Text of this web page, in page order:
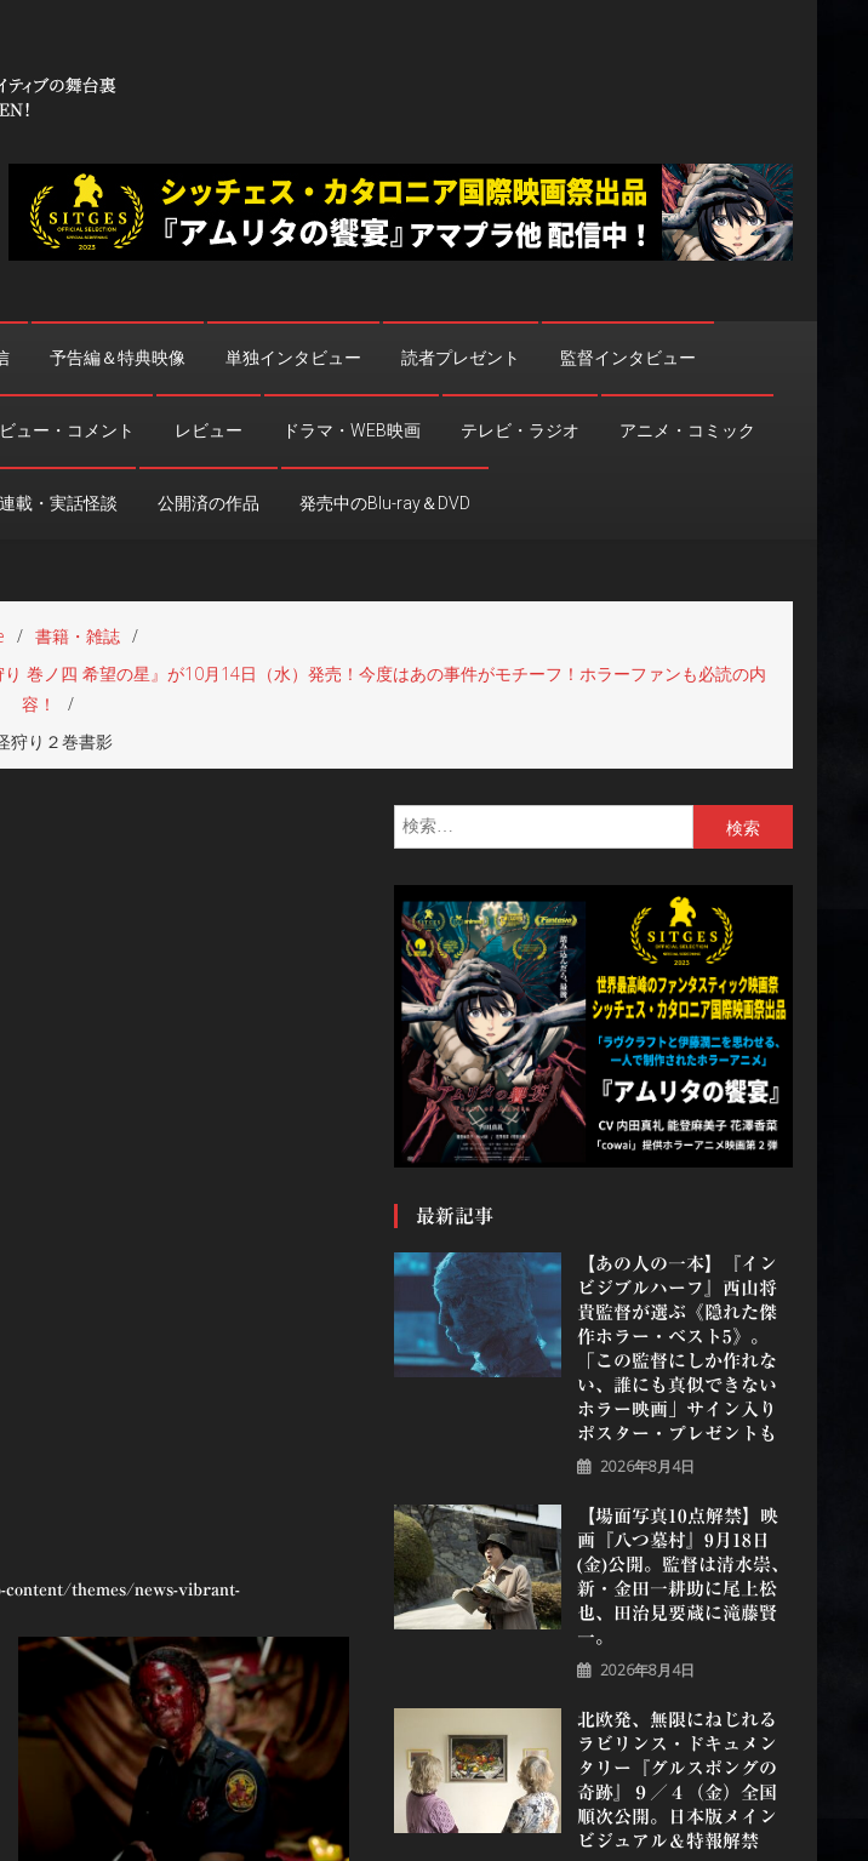
予告編＆特典映像 単独インタビュー 読者プレゼント 監督インタビュー
ュー・コメント レビュー ドラマ・WEB映画 テレビ・ラジオ アニメ・コミック
連載・実話怪談 公開済の作品 発売中のBlu-ray＆DVD
書籍・雑誌
巻ノ四 希望の星』が10月14日（水）発売！今度はあの事件がモチーフ！ホラーファンも必読の内
容！
狩り２巻書影
themes/news-vibrant-
索:
最新記事
【あの人の一本】『イン
ビジブルハーフ』⻄⼭将
貴監督が選ぶ《隠れた傑
作ホラー・ベスト5》。
「この監督にしか作れな
い、誰にも真似できない
ホラー映画」サイン入り
ポスター・プレゼントも
2026年8月4日
【場面写真10点解禁】映
画『八つ墓村』9月18日
(金)公開。監督は清水崇、
新・金田一耕助に尾上松
也、田治見要蔵に滝藤賢
一。
2026年8月4日
北欧発、無限にねじれる
ラビリンス・ドキュメン
タリー『グルスポングの
奇跡』９／４（金）全国
順次公開。日本版メイン
ビジュアル＆特報解禁